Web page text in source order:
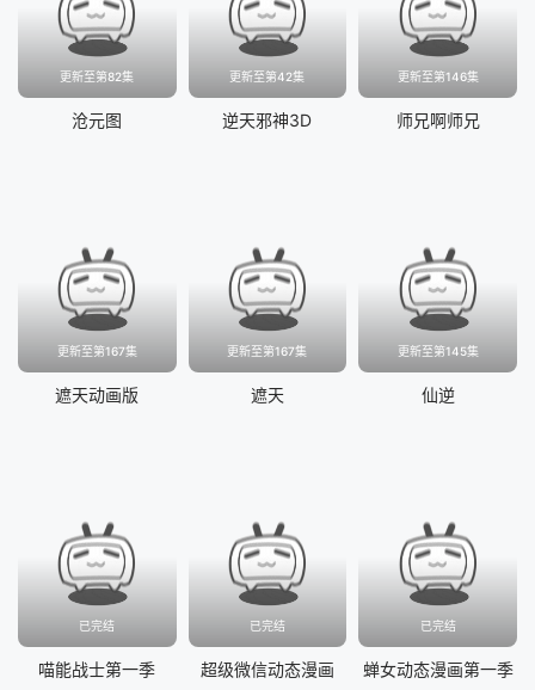
更新至第82集
沧元图
更新至第42集
逆天邪神3D
更新至第146集
师兄啊师兄
更新至第167集
遮天动画版
更新至第167集
遮天
更新至第145集
仙逆
已完结
喵能战士第一季
已完结
超级微信动态漫画
已完结
蝉女动态漫画第一季